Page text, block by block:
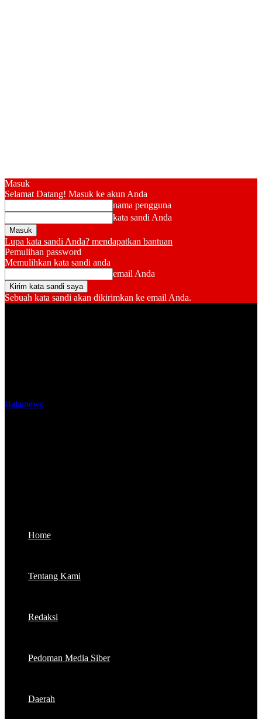
Masuk
Selamat Datang! Masuk ke akun Anda
nama pengguna
kata sandi Anda
Lupa kata sandi Anda? mendapatkan bantuan
Pemulihan password
Memulihkan kata sandi anda
email Anda
Sebuah kata sandi akan dikirimkan ke email Anda.
Balainews
Home
Tentang Kami
Redaksi
Pedoman Media Siber
Daerah